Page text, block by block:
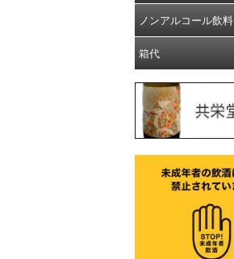
ノンアルコール飲料
箱代